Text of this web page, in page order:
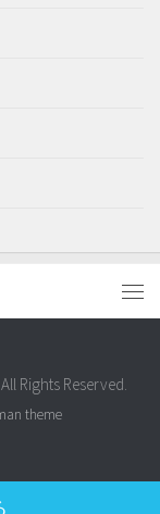
Rights Reserved.
theme